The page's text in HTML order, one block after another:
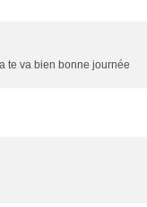
te va bien bonne journée